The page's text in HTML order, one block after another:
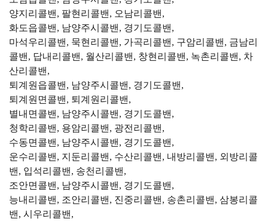
양지리콜밴, 팔현리콜밴, 오남리콜밴,
화도읍콜밴, 남양주시콜밴, 경기도콜밴,
마석우리콜밴, 묵현리콜밴, 가곡리콜밴, 구암리콜밴, 금남리
콜밴, 답내리콜밴, 월산리콜밴, 창현리콜밴, 녹촌리콜밴, 차
산리콜밴,
퇴계원읍콜밴, 남양주시콜밴, 경기도콜밴,
퇴계원면콜밴, 퇴계원리콜밴,
별내면콜밴, 남양주시콜밴, 경기도콜밴,
청학리콜밴, 용암리콜밴, 광전리콜밴,
수동면콜밴, 남양주시콜밴, 경기도콜밴,
운수리콜밴, 지둔리콜밴, 수산리콜밴, 내방리콜밴, 외방리콜
밴, 입석리콜밴, 송천리콜밴,
조안면콜밴, 남양주시콜밴, 경기도콜밴,
능내리콜밴, 조안리콜밴, 진중리콜밴, 송촌리콜밴, 삼봉리콜
밴, 시우리콜밴,